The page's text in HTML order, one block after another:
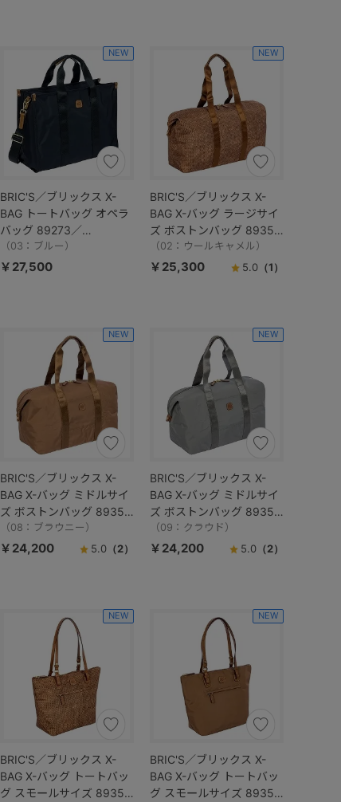
BRIC'S／ブリックス X-
BAG トートバッグ オペラ
バッグ 89273／
BXG45852
（03：ブルー）
NEW
￥27,500
BRIC'S／ブリックス X-
BAG X-バッグ ラージサイ
ズ ボストンバッグ 89351
／BXG40202
（02：ウールキャメル）
NEW
￥25,300 5.0 （1）
BRIC'S／ブリックス X-
BAG X-バッグ ミドルサイ
ズ ボストンバッグ 89352
／BXG40203
（08：ブラウニー）
NEW
￥24,200 5.0 （2）
BRIC'S／ブリックス X-
BAG X-バッグ ミドルサイ
ズ ボストンバッグ 89352
／BXG40203
（09：クラウド）
NEW
￥24,200 5.0 （2）
BRIC'S／ブリックス X-
BAG X-バッグ トートバッ
グ スモールサイズ 89354
NEW
BRIC'S／ブリックス X-
BAG X-バッグ トートバッ
グ スモールサイズ 89354
NEW